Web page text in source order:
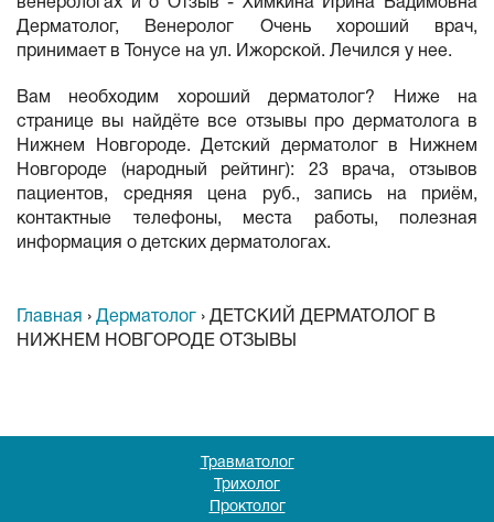
венерологах и о Отзыв - Химкина Ирина Вадимовна
Дерматолог, Венеролог Очень хороший врач,
принимает в Тонусе на ул. Ижорской. Лечился у нее.
Вам необходим хороший дерматолог? Ниже на
странице вы найдёте все отзывы про дерматолога в
Нижнем Новгороде. Детский дерматолог в Нижнем
Новгороде (народный рейтинг): 23 врача, отзывов
пациентов, средняя цена руб., запись на приём,
контактные телефоны, места работы, полезная
информация о детских дерматологах.
Главная › Дерматолог › ДЕТСКИЙ ДЕРМАТОЛОГ В
НИЖНЕМ НОВГОРОДЕ ОТЗЫВЫ
Травматолог
Трихолог
Проктолог